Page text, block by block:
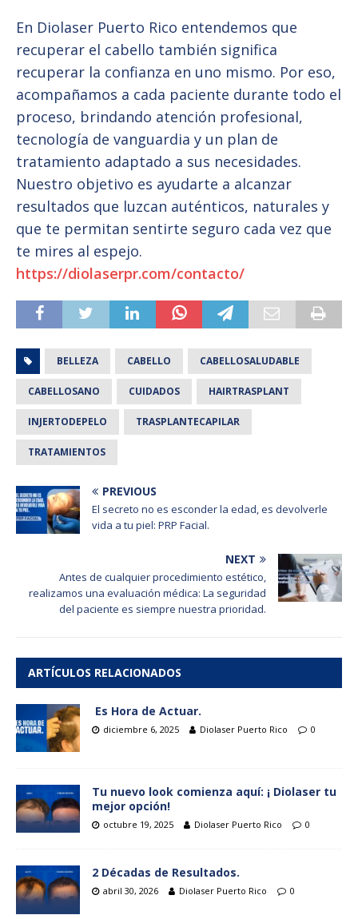
En Diolaser Puerto Rico entendemos que
recuperar el cabello también significa
recuperar la confianza en uno mismo. Por eso,
acompañamos a cada paciente durante todo el
proceso, brindando atención profesional,
tecnología de vanguardia y un plan de
tratamiento adaptado a sus necesidades.
Nuestro objetivo es ayudarte a alcanzar
resultados que luzcan auténticos, naturales y
que te permitan sentirte seguro cada vez que
te mires al espejo.
https://diolaserpr.com/contacto/
BELLEZA CABELLO CABELLOSALUDABLE
CABELLOSANO CUIDADOS HAIRTRASPLANT
INJERTODEPELO TRASPLANTECAPILAR
TRATAMIENTOS
PREVIOUS
El secreto no es esconder la edad, es devolverle
vida a tu piel: PRP Facial.
NEXT
Antes de cualquier procedimiento estético,
realizamos una evaluación médica: La seguridad
del paciente es siempre nuestra prioridad.
ARTÍCULOS RELACIONADOS
Es Hora de Actuar.
diciembre 6, 2025 Diolaser Puerto Rico 0
Tu nuevo look comienza aquí: ¡ Diolaser tu
mejor opción!
octubre 19, 2025 Diolaser Puerto Rico 0
2 Décadas de Resultados.
abril 30, 2026 Diolaser Puerto Rico 0